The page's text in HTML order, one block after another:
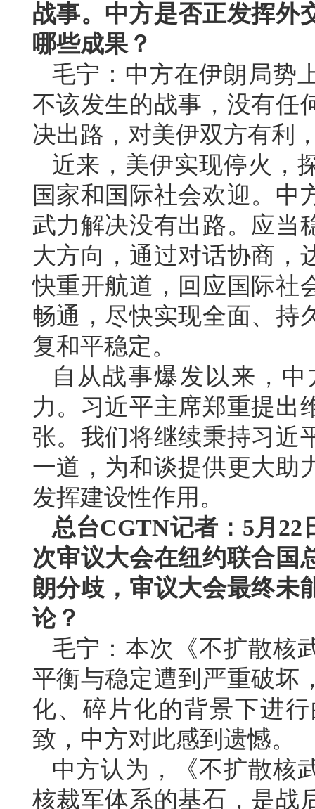
战事。中方是否正发挥外
哪些成果？
毛宁：中方在伊朗局势
不该发生的战事，没有任
决出路，对美伊双方有利
近来，美伊实现停火，
国家和国际社会欢迎。中
武力解决没有出路。应当
大方向，通过对话协商，
快重开航道，回应国际社
畅通，尽快实现全面、持
复和平稳定。
自从战事爆发以来，
力。习近平主席郑重提出
张。我们将继续秉持习近
一道，为和谈提供更大助
发挥建设性作用。
总台CGTN记者：5月
次审议大会在纽约联合国
朗分歧，审议大会最终未
论？
毛宁：本次《不扩散核
平衡与稳定遭到严重破坏
化、碎片化的背景下进
致，中方对此感到遗憾。
中方认为，《不扩散核
核裁军体系的基石，是战